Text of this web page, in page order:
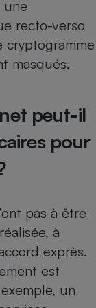
une
recto-verso
cryptogramme
masqués.
peut-il
pour
pas à être
à
exprès.
est
un